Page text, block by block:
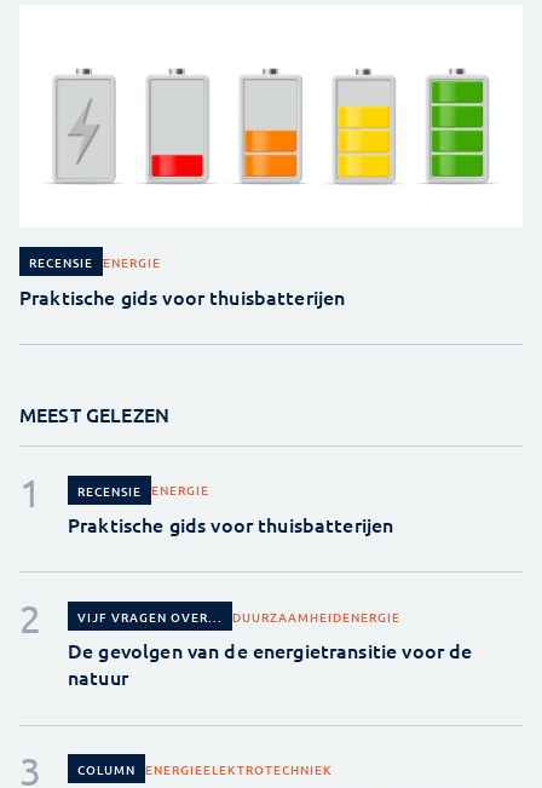
RECENSIE ENERGIE
Praktische gids voor thuisbatterijen
MEEST GELEZEN
RECENSIE ENERGIE
Praktische gids voor thuisbatterijen
VIJF VRAGEN OVER... DUURZAAMHEIDENERGIE
De gevolgen van de energietransitie voor de
natuur
COLUMN ENERGIEELEKTROTECHNIEK